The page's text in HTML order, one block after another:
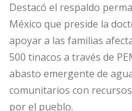
Destacó el respaldo
México que preside la
apoyar a las familias
500 tinacos a través de
abasto emergente de
comunitarios con
por el pueblo.